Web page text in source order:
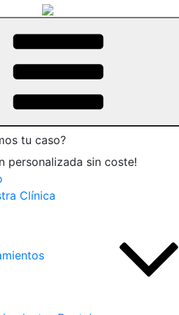
tu caso?
personalizada sin coste!
Clínica